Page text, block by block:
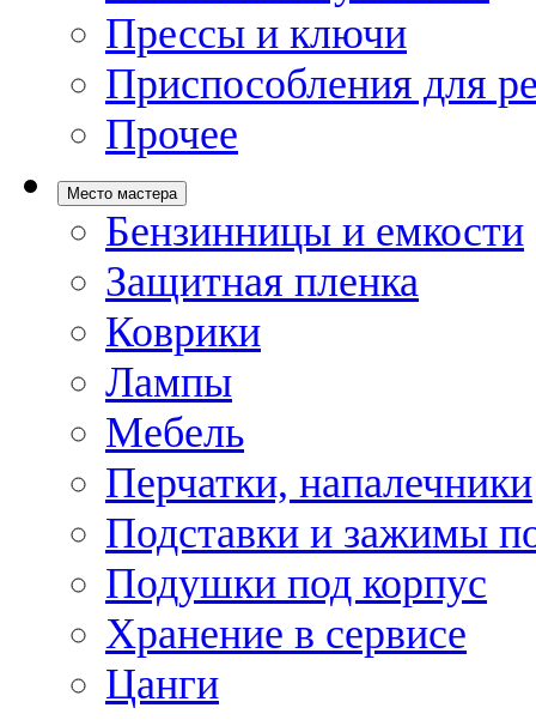
Прессы и ключи
Приспособления для
Прочее
Место мастера
Бензинницы и емкости
Защитная пленка
Коврики
Лампы
Мебель
Перчатки, напалечники
Подставки и зажимы
Подушки под корпус
Хранение в сервисе
Цанги